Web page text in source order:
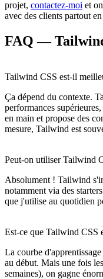
projet, contactez-moi et
avec des clients partout
FAQ —
Tailwind CSS est-il
Ça dépend du contexte.
performances
en main et propose des
mesure, Tailwind est
Peut-on utiliser Tailwind
Absolument ! Tailwind
notamment via des
que j'utilise au quotidien
Est-ce que Tailwind CSS
La courbe
au début. Mais une fois
semaines), on gagne